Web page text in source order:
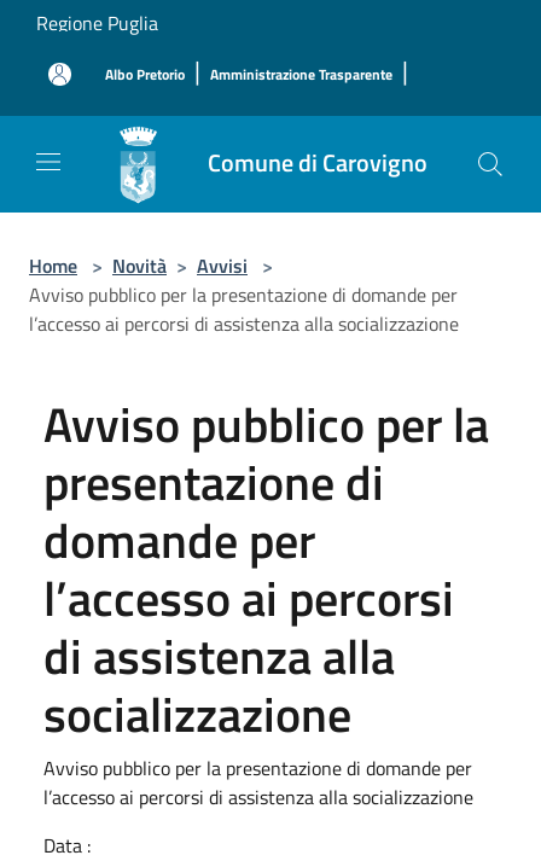
Salta al contenuto principale
Regione Puglia
Albo Pretorio | Amministrazione Trasparente |
Comune di Carovigno
Home > Novità > Avvisi >
Avviso pubblico per la presentazione di domande per
l’accesso ai percorsi di assistenza alla socializzazione
Avviso pubblico per la
presentazione di
domande per
l’accesso ai percorsi
di assistenza alla
socializzazione
Avviso pubblico per la presentazione di domande per
l’accesso ai percorsi di assistenza alla socializzazione
Data :